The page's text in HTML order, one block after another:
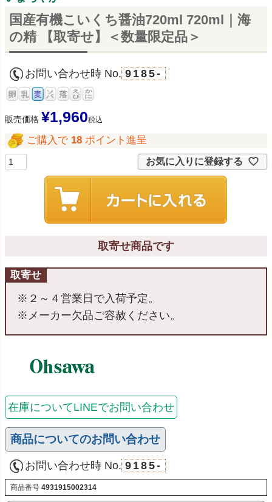
国産有機こいくち醤油720ml 720ml｜海
の精 【取寄せ】＜数量限定品＞
お問い合わせ時 No. 9185-
販売価格 ¥1,960税込
ご購入で 18 ポイント進呈
お気に入りに登録する
取寄せ商品です
取寄せ
※２～４営業日で入荷予定。
※メーカー欠品ご容赦ください。
在庫についてLINEでお問い合わせ
商品についてのお問い合わせ
お問い合わせ時 No. 9185-
商品番号 4931915002314